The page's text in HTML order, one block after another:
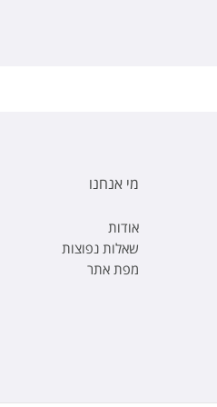
מי אנחנו
אודות
שאלות נפוצות
מפת אתר